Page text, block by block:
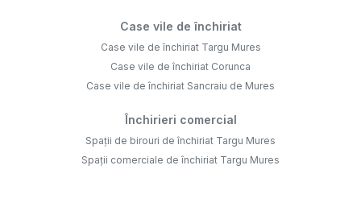
Case vile de închiriat
Case vile de închiriat Targu Mures
Case vile de închiriat Corunca
Case vile de închiriat Sancraiu de Mures
Închirieri comercial
Spații de birouri de închiriat Targu Mures
Spații comerciale de închiriat Targu Mures